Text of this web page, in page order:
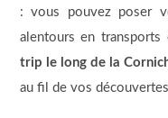
: vous pouvez poser
alentours en
trip le long de la
au fil de vos